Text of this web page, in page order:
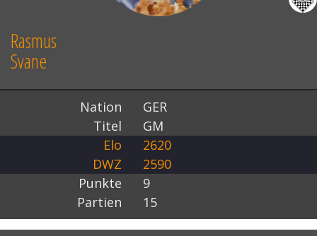
Rasmus
Svane
Nation
GER
Titel
GM
Elo
2620
DWZ
2590
Punkte
9
Partien
15